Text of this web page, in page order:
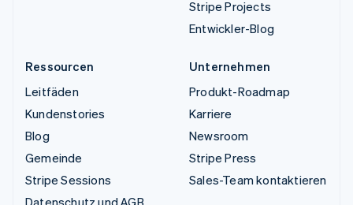
Stripe Projects
Entwickler-Blog
Ressourcen
Leitfäden
Kundenstories
Blog
Gemeinde
Stripe Sessions
Unternehmen
Produkt-Roadmap
Karriere
Newsroom
Stripe Press
Sales-Team kontaktieren